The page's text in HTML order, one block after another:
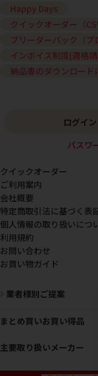
Happy Days
クイックオーダー（
ブリーダーパック（プ
インボイス制度(適格
納品書のダウンロード
ログイン
パスワ
クイックオーダー
ご利用案内
会社概要
特定商取引法に基づく表
個人情報の取り扱いにつ
利用規約
お問い合わせ
お買い物ガイド
業者様別ご提案
まとめ買いお買い得品
主要取り扱いメーカー